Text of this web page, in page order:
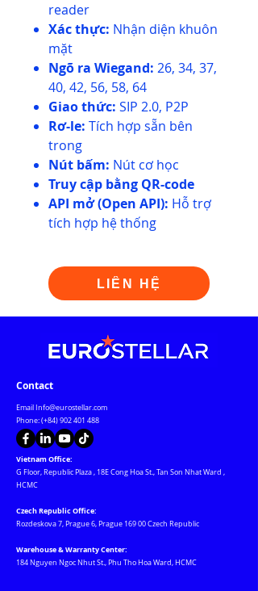
reader
Xác thực: Nhận diện khuôn
mặt
Ngõ ra Wiegand: 26, 34, 37,
40, 42, 56, 58, 64
Giao thức: SIP 2.0, P2P
Rơ-le: Tích hợp sẵn bên
trong
Nút bấm: Nút cơ học
Truy cập bằng QR-code
API mở (Open API): Hỗ trợ
tích hợp hệ thống
LIÊN HỆ
Contact
EmailInfo@eurostellar.com
Phone: (+84)902 401 488
Vietnam Office:
G Floor, Republic Plaza, 18E Cong Hoa St., Tan Son Nhat Ward ,
HCMC
Czech Republic Office:
Rozdeskova 7, Prague 6, Prague 169 00 Czech Republic
Warehouse & Warranty Center:
184 Nguyen Ngoc Nhut St., Phu Tho Hoa Ward, HCMC